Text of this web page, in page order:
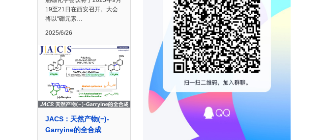
19至21日在西安召开。大会
将以“硼元素…
2025/6/26
JACS：天然产物(−)-
Garryine的全合成